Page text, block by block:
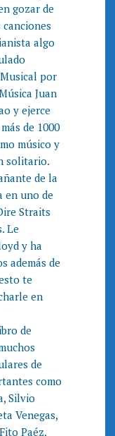
gozar de
algo
por
Juan
y ejerce
de 1000
músico y
solitario.
de la
en uno de
Straits
Le
y ha
además de
te
en
de
de
como
Silvio
Venegas,
Paéz,